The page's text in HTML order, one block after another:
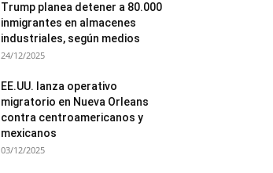
Trump planea detener a 80.000
inmigrantes en almacenes
industriales, según medios
24/12/2025
EE.UU. lanza operativo
migratorio en Nueva Orleans
contra centroamericanos y
mexicanos
03/12/2025